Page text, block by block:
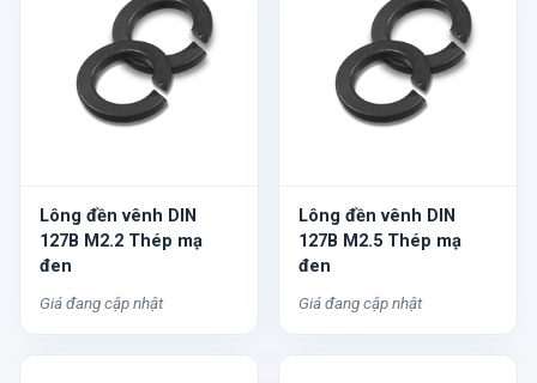
Lông đền vênh DIN
127B M2.2 Thép mạ
đen
Giá đang cập nhật
Lông đền vênh DIN
127B M2.5 Thép mạ
đen
Giá đang cập nhật